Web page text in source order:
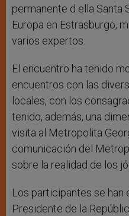
permanente d ella Santa
Europa en Estrasburgo,
varios expertos.
El encuentro ha tenido
encuentros con las
locales, con los
tenido, además, una
visita al Metropolita
comunicación del
sobre la realidad de los
Los participantes se han
Presidente de la